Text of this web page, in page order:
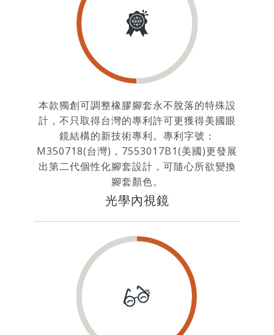
本款獨創可調整橡膠腳套永不脫落的特殊設
計，不只取得台灣的專利許可更獲得美國眼
鏡結構的新技術專利。專利字號：
M350718(台灣)，7553017B1(美國)更發展
出第二代個性化腳套設計，可隨心所欲變換
腳套顏色。
光學內視鏡